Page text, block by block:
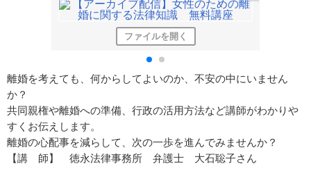
ファイルを開く
離婚を考えても、何からしてよいのか、不安の中にいません
か？
共同親権や離婚への準備、行政の活用方法など講師がわかりや
すくお伝えします。
離婚の心配事を減らして、次の一歩を進んでみませんか？
【講 師】 徳永法律事務所 弁護士 大石聡子さん